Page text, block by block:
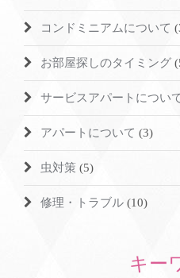
コンドミニアムについて
お部屋探しのタイミング
サービスアパートについ
アパートについて (3)
虫対策 (5)
修理・トラブル (10)
キー